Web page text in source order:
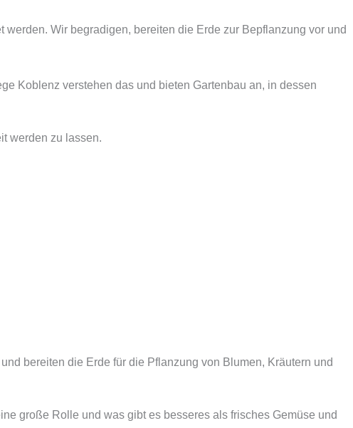
Wir begradigen, bereiten die Erde zur Bepflanzung vor und
Koblenz verstehen das und bieten Gartenbau an, in dessen
werden zu lassen.
bereiten die Erde für die Pflanzung von Blumen, Kräutern und
große Rolle und was gibt es besseres als frisches Gemüse und